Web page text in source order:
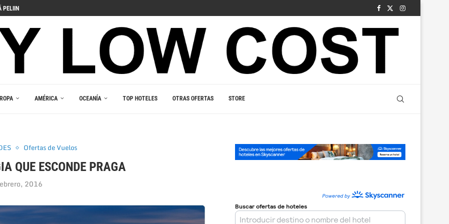
PELIIN
AMÉRICA OCEANÍA TOP HOTELES OTRAS OFERTAS STORE
Ofertas de Vuelos
QUE ESCONDE PRAGA
2016